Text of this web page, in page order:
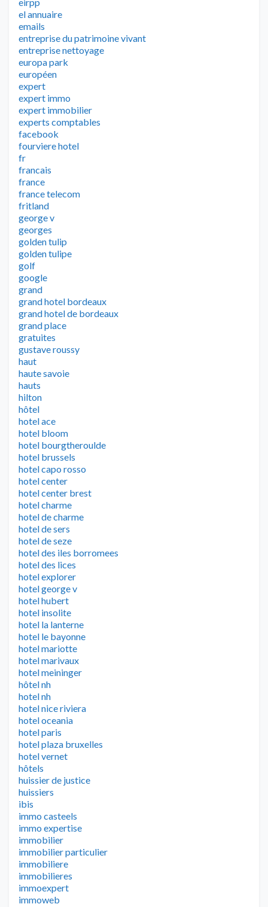
el annuaire
emails
entreprise du patrimoine vivant
entreprise nettoyage
europa park
européen
expert
expert immo
expert immobilier
experts comptables
facebook
fourviere hotel
fr
francais
france
france telecom
fritland
george v
georges
golden tulip
golden tulipe
golf
google
grand
grand hotel bordeaux
grand hotel de bordeaux
grand place
gratuites
gustave roussy
haut
haute savoie
hauts
hilton
hôtel
hotel ace
hotel bloom
hotel bourgtheroulde
hotel brussels
hotel capo rosso
hotel center
hotel center brest
hotel charme
hotel de charme
hotel de sers
hotel de seze
hotel des iles borromees
hotel des lices
hotel explorer
hotel george v
hotel hubert
hotel insolite
hotel la lanterne
hotel le bayonne
hotel mariotte
hotel marivaux
hotel meininger
hôtel nh
hotel nh
hotel nice riviera
hotel oceania
hotel paris
hotel plaza bruxelles
hotel vernet
hôtels
huissier de justice
huissiers
ibis
immo casteels
immo expertise
immobilier
immobilier particulier
immobiliere
immobilieres
immoexpert
immoweb